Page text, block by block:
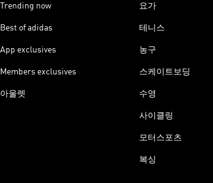
Trending now
Best of adidas
App exclusives
Members exclusives
아울렛
요가
테니스
농구
스케이트보딩
수영
사이클링
모터스포츠
복싱